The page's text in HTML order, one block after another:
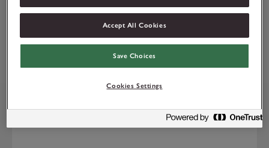
Relatierte produkte
Accept All Cookies
Save Choices
Cookies Settings